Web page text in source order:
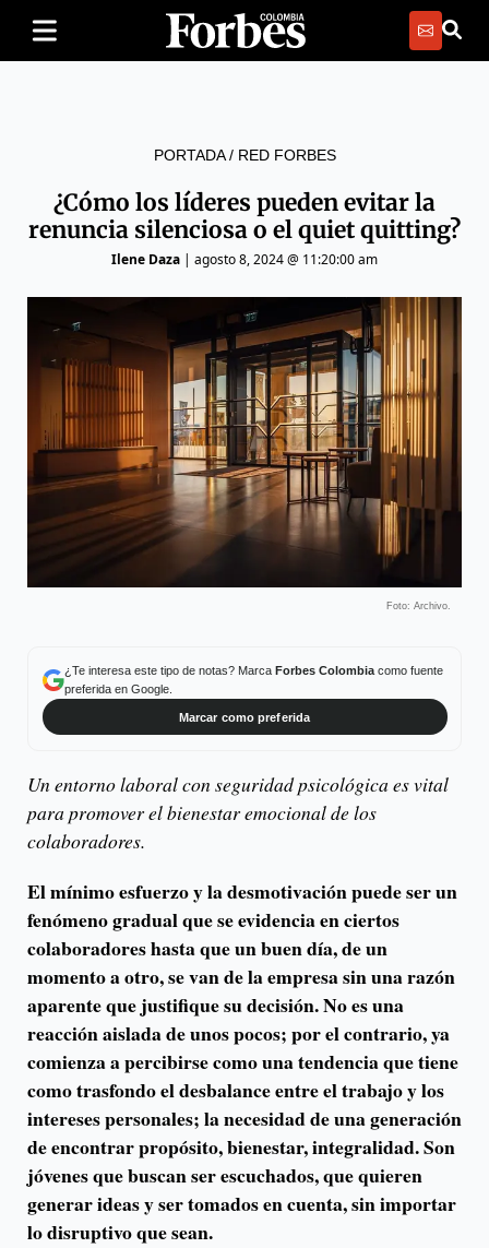
PORTADA/ RED FORBES
¿Cómo los líderes pueden evitar la
renuncia silenciosa o el quiet quitting?
Ilene Daza | agosto 8, 2024 @ 11:20:00 am
Foto: Archivo.
¿Te interesa este tipo de notas? Marca Forbes Colombiacomo fuente
preferida en Google.
Marcar como preferida
Un entorno laboral con seguridad psicológica es vital
para promover el bienestar emocional de los
colaboradores.
El mínimo esfuerzo y la desmotivación puede ser un
fenómeno gradual que se evidencia en ciertos
colaboradores hasta que un buen día, de un
momento a otro, se van de la empresa sin una razón
aparente que justifique su decisión. No es una
reacción aislada de unos pocos; por el contrario, ya
comienza a percibirse como una tendencia que tiene
como trasfondo el desbalance entre el trabajo y los
intereses personales; la necesidad de una generación
de encontrar propósito, bienestar, integralidad. Son
jóvenes que buscan ser escuchados, que quieren
generar ideas y ser tomados en cuenta, sin importar
lo disruptivo que sean.